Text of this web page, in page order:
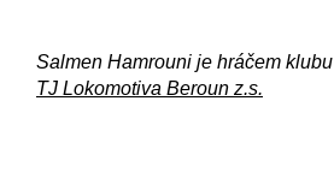
Salmen Hamrouni je hráčem klubu
TJ Lokomotiva Beroun z.s.